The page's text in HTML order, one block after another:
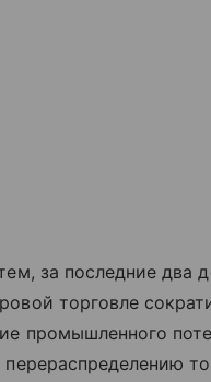
за последние два
торговле
промышленного
перераспределению